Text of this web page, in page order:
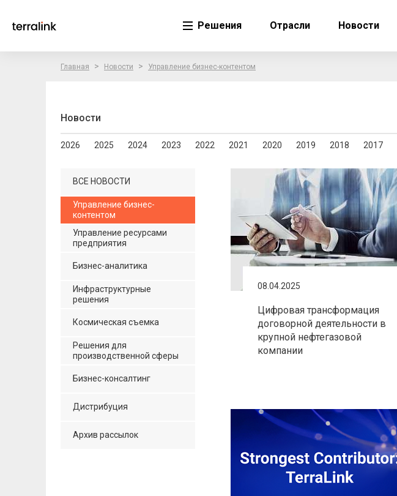
Решения Отрасли Новости
Главная > Новости > Управление бизнес-контентом
Новости
2026 2025 2024 2023 2022 2021 2020 2019 2018 2017
ВСЕ НОВОСТИ
Управление бизнес-
контентом
Управление ресурсами
предприятия
Бизнес-аналитика
Инфраструктурные
решения
Космическая съемка
Решения для
производственной сферы
Бизнес-консалтинг
Дистрибуция
Архив рассылок
08.04.2025
Цифровая трансформация
договорной деятельности в
крупной нефтегазовой
компании